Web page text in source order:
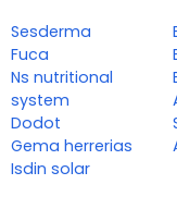
Sesderma
Fuca
Ns nutritional
system
Dodot
Gema herrerias
Isdin solar